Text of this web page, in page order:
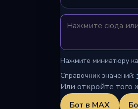
Нажмите миниатюру
Справочник значений:
Или откройте того
Бот в MAX